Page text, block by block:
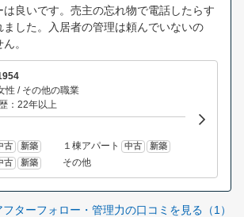
は良いです。売主の忘れ物で電話したらす
ました。入居者の管理は頼んでいないの
。
性 / その他の職業
：22年以上
古 新築 １棟アパート 中古 新築
古 新築 その他
フターフォロー・管理力の口コミを見る（1）